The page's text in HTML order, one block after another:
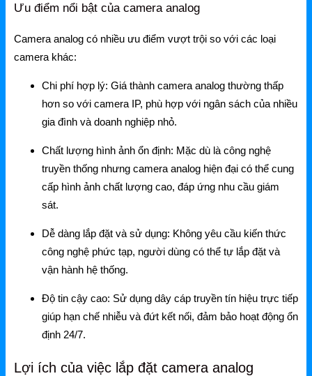
Phụ Kiện Huawei
WAC
Mercusys Router WiFi
Mercusys Switch
Mercusys 4G
Linksys
Linksys Switch
Linksys WiFi
Phụ kiện Linksys
Ưu điểm nổi bật của camera analog
Camera analog có nhiều ưu điểm vượt trội so với các loại
camera khác:
Chi phí hợp lý: Giá thành camera analog thường thấp
hơn so với camera IP, phù hợp với ngân sách của nhiều
gia đình và doanh nghiệp nhỏ.
Chất lượng hình ảnh ổn định: Mặc dù là công nghệ
truyền thống nhưng camera analog hiện đại có thể cung
cấp hình ảnh chất lượng cao, đáp ứng nhu cầu giám
sát.
Dễ dàng lắp đặt và sử dụng: Không yêu cầu kiến thức
công nghệ phức tạp, người dùng có thể tự lắp đặt và
vận hành hệ thống.
Độ tin cậy cao: Sử dụng dây cáp truyền tín hiệu trực tiếp
giúp hạn chế nhiễu và đứt kết nối, đảm bảo hoạt động ổn
định 24/7.
Lợi ích của việc lắp đặt camera analog